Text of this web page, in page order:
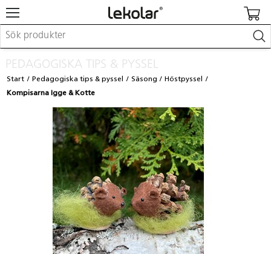
Möbler & inredning
Skapa
Leka
Barnvagnar & småbarnsartiklar
Skolförbrukning & kontorsmaterial
Logga in / Registrera dig
Hitta din säljare
Kontakta Lekolar
PEDAGOGISKA TIPS & PYSSEL
Start Pedagogiska tips & pyssel Säsong
Höstpyssel
Kompisarna Igge & Kotte